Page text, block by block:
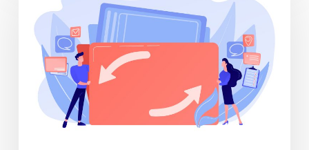
CV’s
nas
feiras
emprego:
estratégias